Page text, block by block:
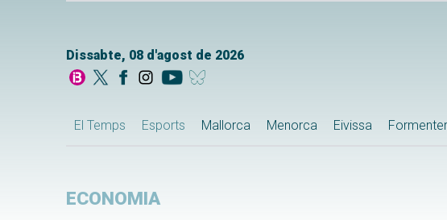
Dissabte, 08 d'agost de 2026
El Temps Esports Mallorca Menorca Eivissa
ECONOMIA